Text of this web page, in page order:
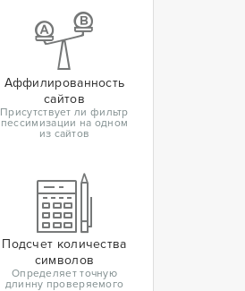
Аффилированность
сайтов
Присутствует ли фильтр
пессимизации на одном
из сайтов
Подсчет количества
символов
Определяет точную
длинну проверяемого